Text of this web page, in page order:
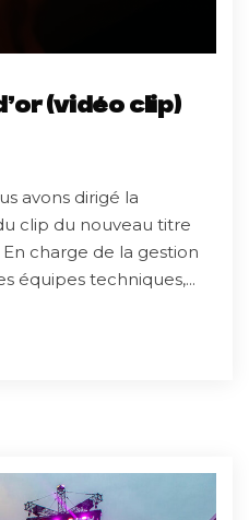
(vidéo clip)
avons dirigé la
clip du nouveau titre
En charge de la gestion
équipes techniques,...